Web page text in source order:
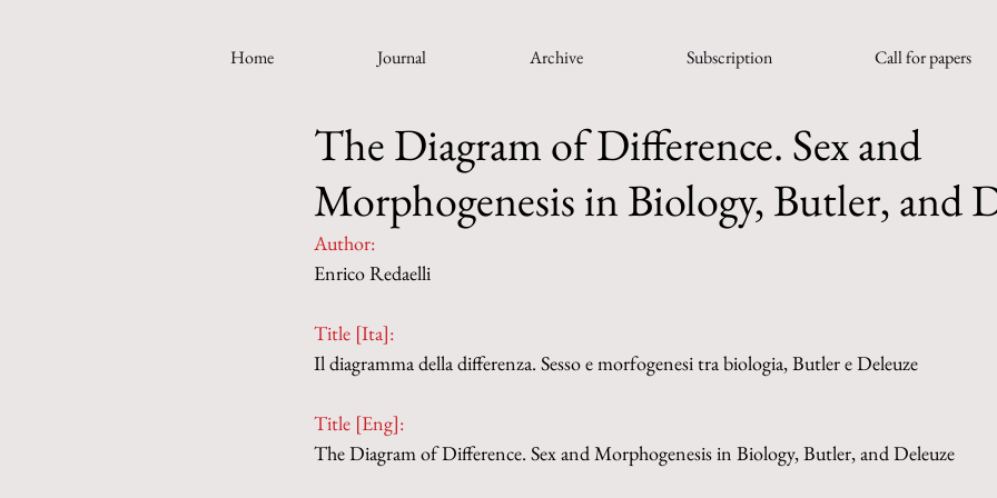
Home Journal Archive Subscription Call for papers
The Diagram of Difference. Sex and
Morphogenesis in Biology, Butler, and
Author:
Enrico Redaelli
Title [Ita]:
Il diagramma della differenza. Sesso e morfogenesi tra biologia, Butler e Deleuze
Title [Eng]:
The Diagram of Difference. Sex and Morphogenesis in Biology, Butler, and Deleuze